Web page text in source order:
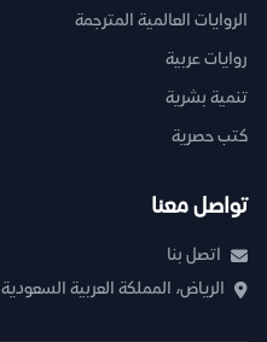
الروايات العالمية المترجمة
روايات عربية
تنمية بشرية
كتب حصرية
تواصل معنا
اتصل بنا
الرياض، المملكة العربية السعودية